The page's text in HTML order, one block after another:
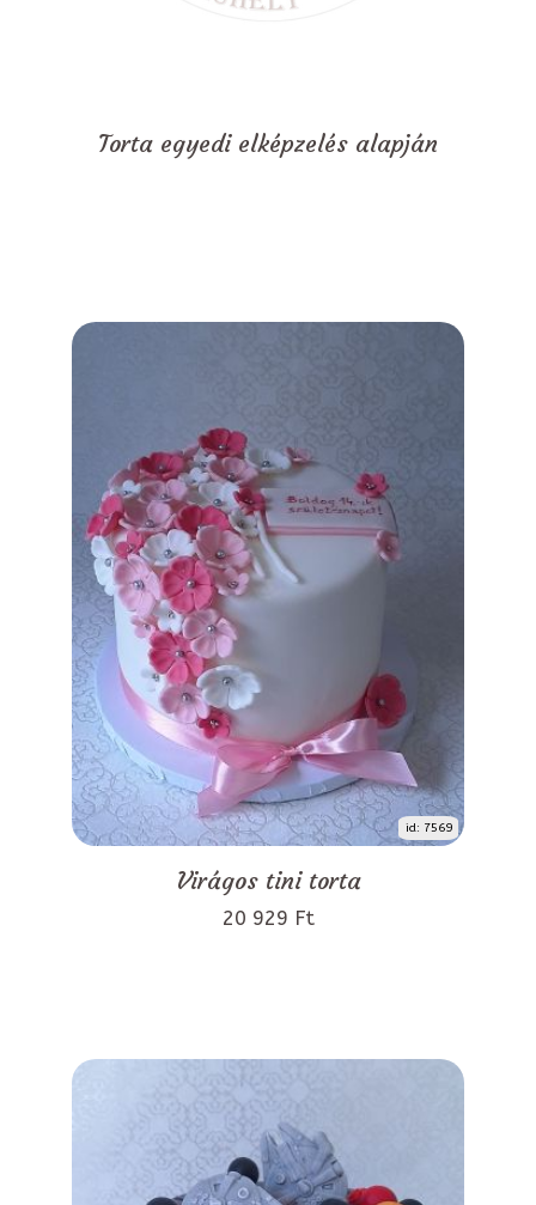
Torta egyedi elképzelés alapján
id: 7569
Virágos tini torta
20 929 Ft